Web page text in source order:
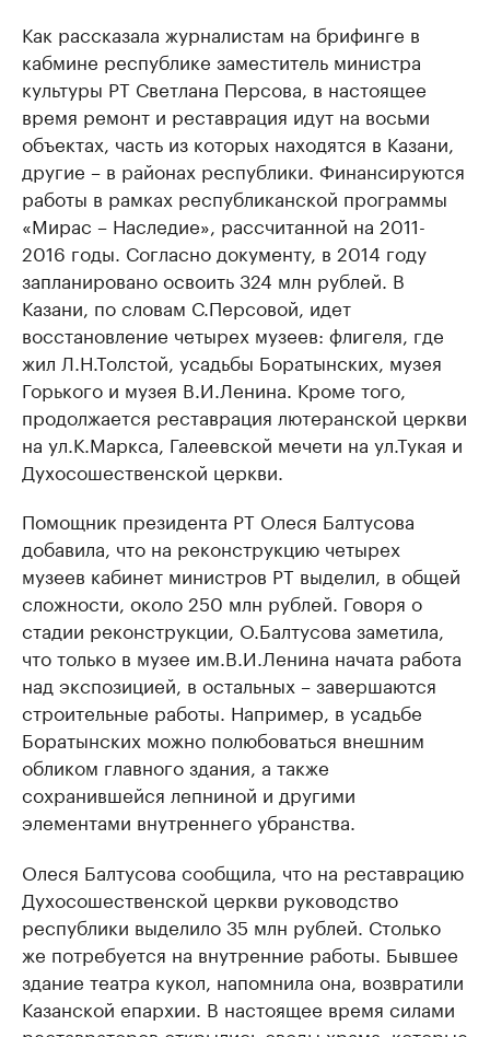
Как рассказала журналистам на брифинге в
кабмине республике заместитель министра
культуры РТ Светлана Персова, в настоящее
время ремонт и реставрация идут на восьми
объектах, часть из которых находятся в Казани,
другие – в районах республики. Финансируются
работы в рамках республиканской программы
«Мирас – Наследие», рассчитанной на 2011-
2016 годы. Согласно документу, в 2014 году
запланировано освоить 324 млн рублей. В
Казани, по словам С.Персовой, идет
восстановление четырех музеев: флигеля, где
жил Л.Н.Толстой, усадьбы Боратынских, музея
Горького и музея В.И.Ленина. Кроме того,
продолжается реставрация лютеранской церкви
на ул.К.Маркса, Галеевской мечети на ул.Тукая и
Духосошественской церкви.
Помощник президента РТ Олеся Балтусова
добавила, что на реконструкцию четырех
музеев кабинет министров РТ выделил, в общей
сложности, около 250 млн рублей. Говоря о
стадии реконструкции, О.Балтусова заметила,
что только в музее им.В.И.Ленина начата работа
над экспозицией, в остальных – завершаются
строительные работы. Например, в усадьбе
Боратынских можно полюбоваться внешним
обликом главного здания, а также
сохранившейся лепниной и другими
элементами внутреннего убранства.
Олеся Балтусова сообщила, что на реставрацию
Духосошественской церкви руководство
республики выделило 35 млн рублей. Столько
же потребуется на внутренние работы. Бывшее
здание театра кукол, напомнила она, возвратили
Казанской епархии. В настоящее время силами